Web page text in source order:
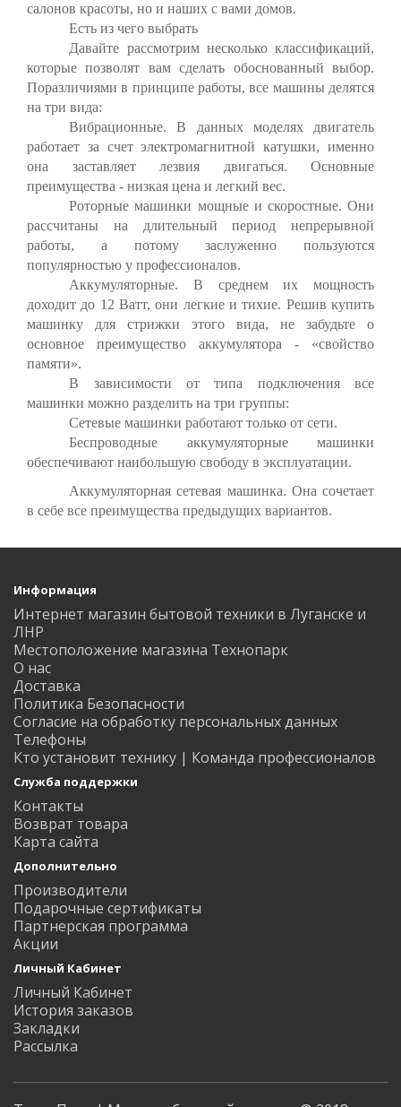
салонов красоты, но и наших с вами домов.
Есть из чего выбрать
Давайте рассмотрим несколько классификаций,
которые позволят вам сделать обоснованный выбор.
Поразличиями в принципе работы, все машины делятся
на три вида:
Вибрационные. В данных моделях двигатель
работает за счет электромагнитной катушки, именно
она заставляет лезвия двигаться. Основные
преимущества - низкая цена и легкий вес.
Роторные машинки мощные и скоростные. Они
рассчитаны на длительный период непрерывной
работы, а потому заслуженно пользуются
популярностью у профессионалов.
Аккумуляторные. В среднем их мощность
доходит до 12 Ватт, они легкие и тихие. Решив купить
машинку для стрижки этого вида, не забудьте о
основное преимущество аккумулятора - «свойство
памяти».
В зависимости от типа подключения все
машинки можно разделить на три группы:
Сетевые машинки работают только от сети.
Беспроводные аккумуляторные машинки
обеспечивают наибольшую свободу в эксплуатации.
Аккумуляторная сетевая машинка. Она сочетает
в себе все преимущества предыдущих вариантов.
Информация
Интернет магазин бытовой техники в Луганске и
ЛНР
Местоположение магазина Технопарк
О нас
Доставка
Политика Безопасности
Согласие на обработку персональных данных
Телефоны
Кто установит технику | Команда профессионалов
Служба поддержки
Контакты
Возврат товара
Карта сайта
Дополнительно
Производители
Подарочные сертификаты
Партнерская программа
Акции
Личный Кабинет
Личный Кабинет
История заказов
Закладки
Рассылка